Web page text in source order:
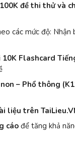
đề thi thử và
các mức độ: Nhận
10K Flashcard
– Phổ thông
liệu trên
cáo để tăng khả